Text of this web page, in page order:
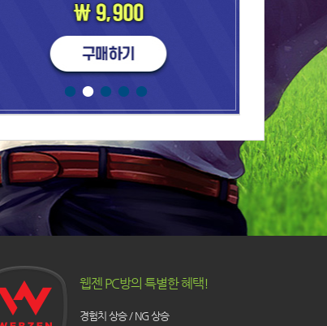
웹젠 PC방의 특별한 혜택!
경험치 상승 / NG 상승